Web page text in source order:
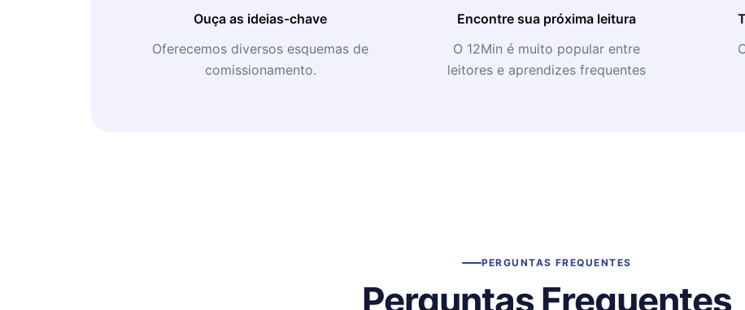
Ouça as ideias-chave
Oferecemos diversos esquemas de
comissionamento.
Encontre sua próxima leitura
O 12Min é muito popular entre
leitores e aprendizes frequentes
PERGUNTAS FREQUENTES
Perguntas Frequentes